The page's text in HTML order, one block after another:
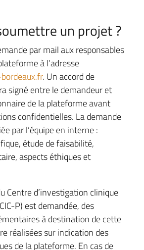
un projet ?
par mail aux responsables
à l’adresse
. Un accord de
signé entre le demandeur et
de la plateforme avant
confidentielles. La demande
par l’équipe en interne :
étude de faisabilité,
aspects éthiques et
Centre d’investigation clinique
P) est demandée, des
à destination de cette
réalisées sur indication des
de la plateforme. En cas de